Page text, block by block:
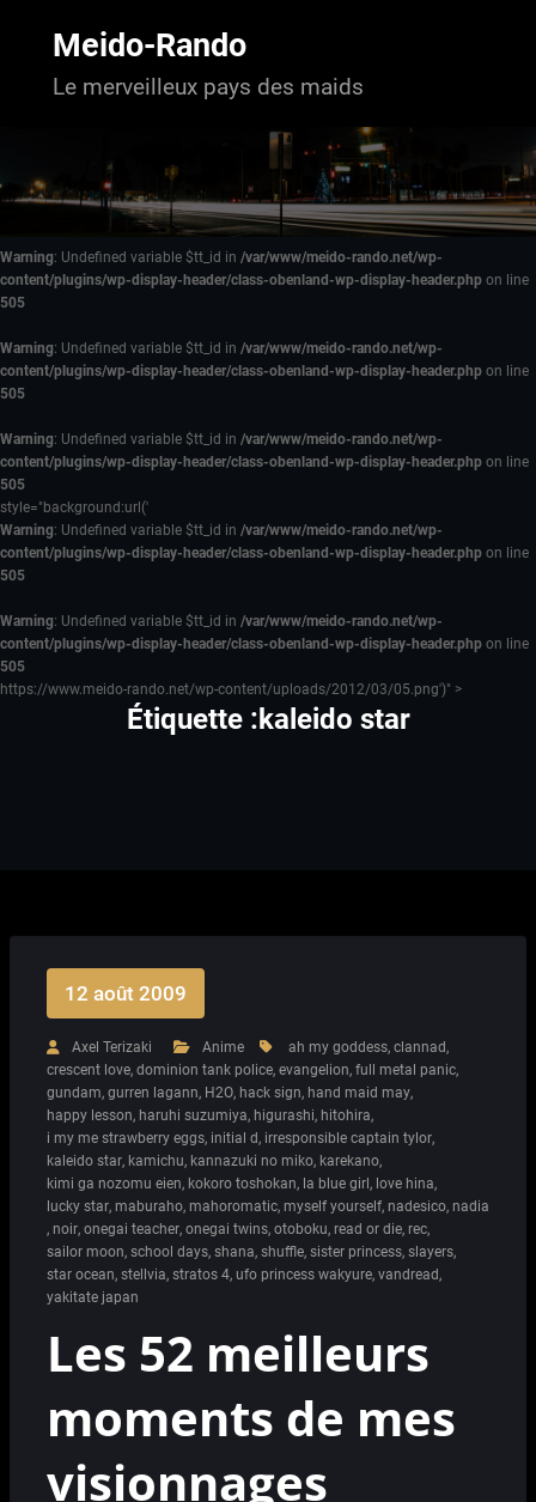
Meido-Rando
Le merveilleux pays des maids
Warning: Undefined variable $tt_id in /var/www/meido-rando.net/wp-
content/plugins/wp-display-header/class-obenland-wp-display-header.php on line
505
Warning: Undefined variable $tt_id in /var/www/meido-rando.net/wp-
content/plugins/wp-display-header/class-obenland-wp-display-header.php on line
505
Warning: Undefined variable $tt_id in /var/www/meido-rando.net/wp-
content/plugins/wp-display-header/class-obenland-wp-display-header.php on line
505
style="background:url('
Warning: Undefined variable $tt_id in /var/www/meido-rando.net/wp-
content/plugins/wp-display-header/class-obenland-wp-display-header.php on line
505
Warning: Undefined variable $tt_id in /var/www/meido-rando.net/wp-
content/plugins/wp-display-header/class-obenland-wp-display-header.php on line
505
https://www.meido-rando.net/wp-content/uploads/2012/03/05.png')" >
Étiquette :kaleido star
12 août 2009
Axel Terizaki Anime ah my goddess, clannad,
crescent love, dominion tank police, evangelion, full metal panic,
gundam, gurren lagann, H2O, hack sign, hand maid may,
happy lesson, haruhi suzumiya, higurashi, hitohira,
i my me strawberry eggs, initial d, irresponsible captain tylor,
kaleido star, kamichu, kannazuki no miko, karekano,
kimi ga nozomu eien, kokoro toshokan, la blue girl, love hina,
lucky star, maburaho, mahoromatic, myself yourself, nadesico, nadia
, noir, onegai teacher, onegai twins, otoboku, read or die, rec,
sailor moon, school days, shana, shuffle, sister princess, slayers,
star ocean, stellvia, stratos 4, ufo princess wakyure, vandread,
yakitate japan
Les 52 meilleurs
moments de mes
visionnages